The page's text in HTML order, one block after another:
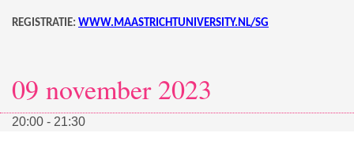
REGISTRATIE: WWW.MAASTRICHTUNIVERSITY.NL/SG
09 november 2023
20:00 - 21:30